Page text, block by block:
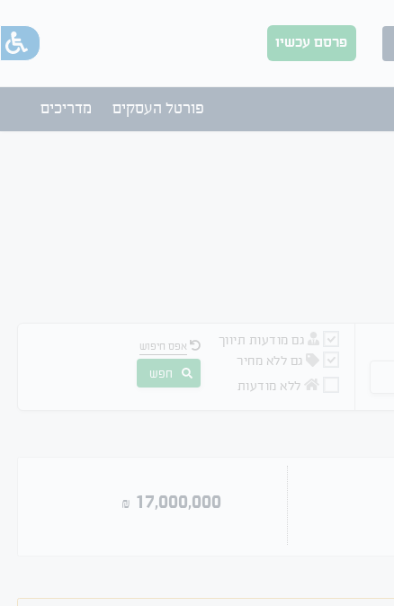
פרסם עכשיו
מדריכים פורטל העסקים
גם מודעות תיווך
גם ללא מחיר
ללא מודעות
אפס חיפוש
חפש
17,000,000
₪